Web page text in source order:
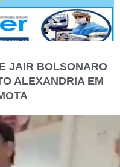
JAIR BOLSONARO
ALEXANDRIA EM